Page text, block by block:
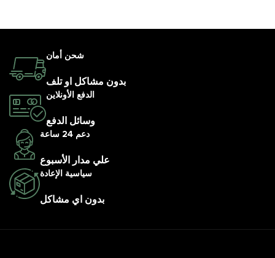
شحن أمان
بدون مشاكل او تلف
الدفع الأونلاين
وسائل الدفع
دعم 24 ساعة
علي مدار الأسبوع
سياسية الإعادة
بدون اي مشاكل